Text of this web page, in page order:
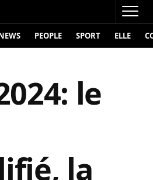
PEOPLE SPORT ELLE
le
la